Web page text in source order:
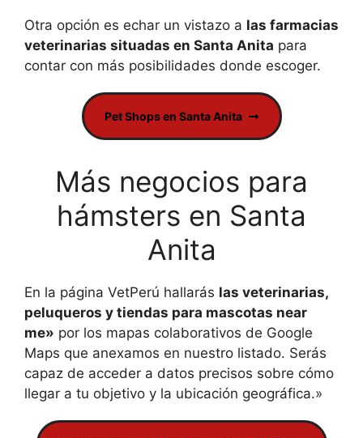
Otra opción es echar un vistazo a las farmacias
veterinarias situadas en Santa Anita para
contar con más posibilidades donde escoger.
Pet Shops en Santa Anita
Más negocios para
hámsters en Santa
Anita
En la página VetPerú hallarás las veterinarias,
peluqueros y tiendas para mascotas near
me» por los mapas colaborativos de Google
Maps que anexamos en nuestro listado. Serás
capaz de acceder a datos precisos sobre cómo
llegar a tu objetivo y la ubicación geográfica.»